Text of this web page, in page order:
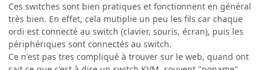
Ces switches sont bien pratiques et fonctionnent en général
très bien. En effet, cela mutiplie un peu les fils car chaque
ordi est connecté au switch (clavier, souris, écran), puis les
périphériques sont connectés au switch.
Ce n'est pas tres compliqué à trouver sur le web, quand ont